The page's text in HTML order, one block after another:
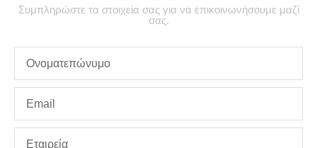
Συμπληρώστε τα στοιχεία σας για να επικοινωνήσουμε μαζί
σας.